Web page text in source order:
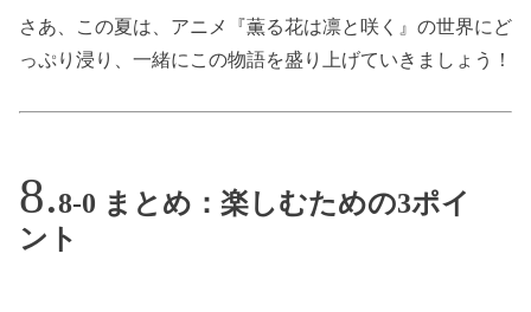
さあ、この夏は、アニメ『薫る花は凛と咲く』の世界にど
っぷり浸り、一緒にこの物語を盛り上げていきましょう！
8-0 まとめ：楽しむための3ポイ
ント